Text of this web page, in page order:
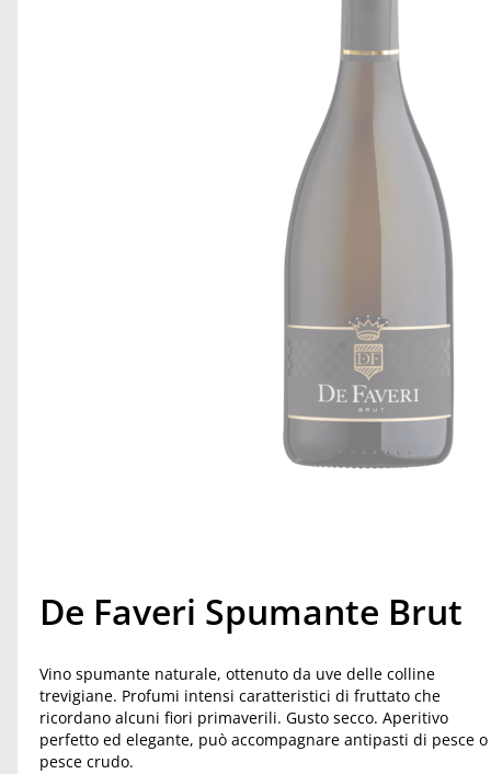
De Faveri Spumante Brut
Vino spumante naturale, ottenuto da uve delle colline
trevigiane. Profumi intensi caratteristici di fruttato che
ricordano alcuni fiori primaverili. Gusto secco. Aperitivo
perfetto ed elegante, può accompagnare antipasti di pesce o
pesce crudo.